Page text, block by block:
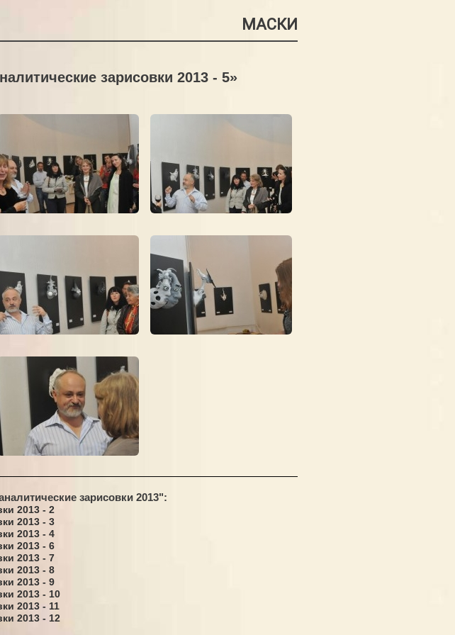
МАСКИ
зарисовки 2013 - 5»
зарисовки 2013":
2013 - 2
2013 - 3
2013 - 4
2013 - 6
2013 - 7
2013 - 8
2013 - 9
2013 - 10
2013 - 11
2013 - 12